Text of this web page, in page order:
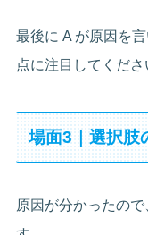
最後に A が原因を
点に注目してくださ
場面3｜選択肢
原因が分かったの